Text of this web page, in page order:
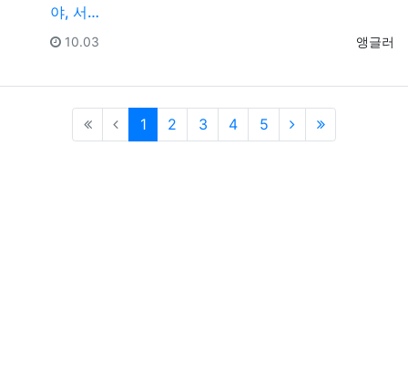
야, 서…
등록자
앵글러
등록일
10.03
1(current)
2 3 4 5